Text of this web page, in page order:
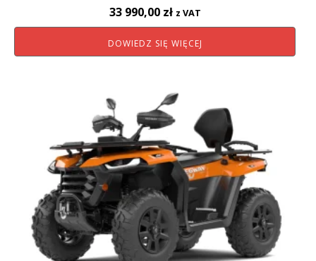
33 990,00 zł z VAT
DOWIEDZ SIĘ WIĘCEJ